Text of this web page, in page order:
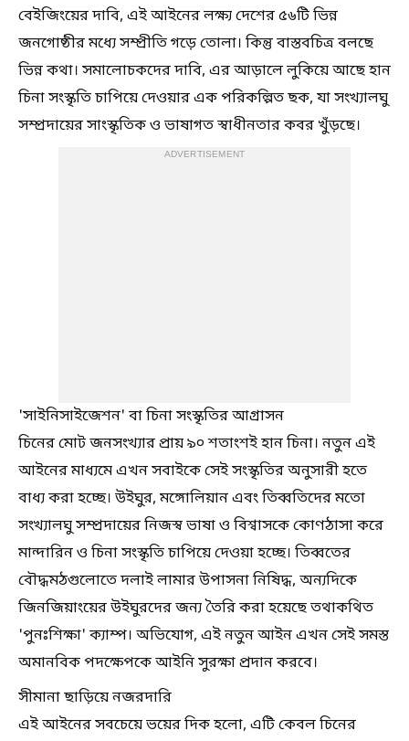
বেইজিংয়ের দাবি, এই আইনের লক্ষ্য দেশের ৫৬টি ভিন্ন
জনগোষ্ঠীর মধ্যে সম্প্রীতি গড়ে তোলা। কিন্তু বাস্তবচিত্র বলছে
ভিন্ন কথা। সমালোচকদের দাবি, এর আড়ালে লুকিয়ে আছে হান
চিনা সংস্কৃতি চাপিয়ে দেওয়ার এক পরিকল্পিত ছক, যা সংখ্যালঘু
সম্প্রদায়ের সাংস্কৃতিক ও ভাষাগত স্বাধীনতার কবর খুঁড়ছে।
ADVERTISEMENT
'সাইনিসাইজেশন' বা চিনা সংস্কৃতির আগ্রাসন
চিনের মোট জনসংখ্যার প্রায় ৯০ শতাংশই হান চিনা। নতুন এই
আইনের মাধ্যমে এখন সবাইকে সেই সংস্কৃতির অনুসারী হতে
বাধ্য করা হচ্ছে। উইঘুর, মঙ্গোলিয়ান এবং তিব্বতিদের মতো
সংখ্যালঘু সম্প্রদায়ের নিজস্ব ভাষা ও বিশ্বাসকে কোণঠাসা করে
মান্দারিন ও চিনা সংস্কৃতি চাপিয়ে দেওয়া হচ্ছে। তিব্বতের
বৌদ্ধমঠগুলোতে দলাই লামার উপাসনা নিষিদ্ধ, অন্যদিকে
জিনজিয়াংয়ের উইঘুরদের জন্য তৈরি করা হয়েছে তথাকথিত
'পুনঃশিক্ষা' ক্যাম্প। অভিযোগ, এই নতুন আইন এখন সেই সমস্ত
অমানবিক পদক্ষেপকে আইনি সুরক্ষা প্রদান করবে।
সীমানা ছাড়িয়ে নজরদারি
এই আইনের সবচেয়ে ভয়ের দিক হলো, এটি কেবল চিনের